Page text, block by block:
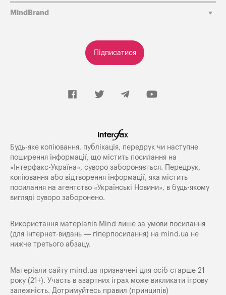
Підписатися
MindBrand
Будь-яке копiювання, публiкацiя, передрук чи наступне
поширення iнформацiї, що мiстить посилання на
«Iнтерфакс-Україна», суворо забороняється. Передрук,
копіювання або відтворення інформації, яка містить
посилання на агентство «Українські Новини», в будь-якому
вигляді суворо заборонено.
Використання матеріалів Mind лише за умови посилання
(для інтернет-видань — гіперпосилання) на mind.ua не
нижче третього абзацу.
Матеріали сайту mind.ua призначені для осіб старше 21
року (21+). Участь в азартних іграх може викликати ігрову
залежність. Дотримуйтесь правил (принципів)